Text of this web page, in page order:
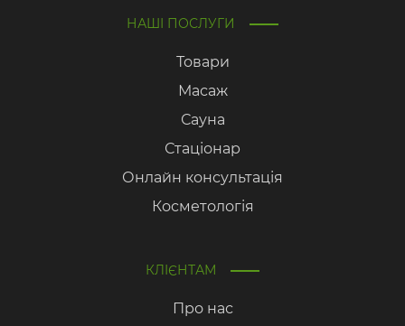
НАШІ ПОСЛУГИ
Товари
Масаж
Сауна
Стаціонар
Онлайн консультація
Косметологія
КЛІЄНТАМ
Про нас